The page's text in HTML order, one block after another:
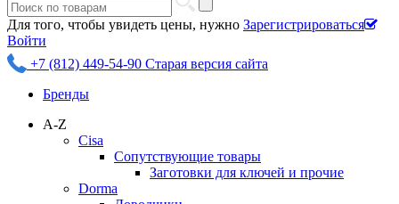
Для того, чтобы увидеть цены, нужно Зарегистрироваться
Войти
+7 (812) 449-54-90 Старая версия сайта
Бренды
A-Z
Cisa
Сопутствующие товары
Заготовки для ключей и прочие
Dorma